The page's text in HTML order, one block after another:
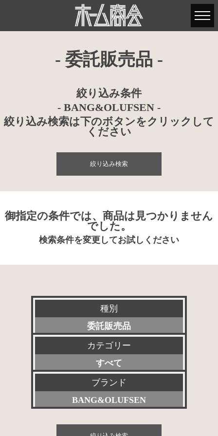
- 委託販売品 -
絞り込み条件
- BANG&OLUFSEN -
絞り込み検索は下のボタンをクリックして
ください
絞り込み検索
御指定の条件では、商品は見つかりません
でした。
検索条件を変更してお試しください
種別
委託販売品
新品
特選アクセサリー
特価品
その他委託販売品
カテゴリー
すべて
プリアンプ
パワーアンプ
プリメインアンプ
ブランド
BANG&OLUFSEN